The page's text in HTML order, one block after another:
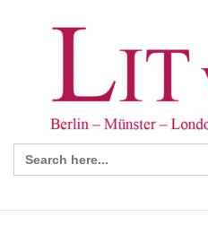
Search
for: